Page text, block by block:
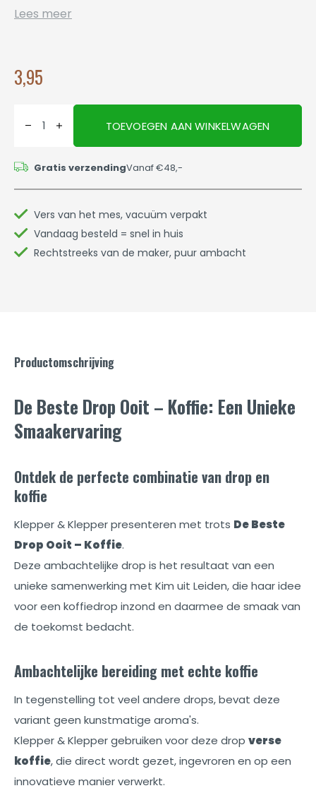
Lees meer
3,95
TOEVOEGEN AAN WINKELWAGEN
Gratis verzendingVanaf €48,-
Vers van het mes, vacuüm verpakt
Vandaag besteld = snel in huis
Rechtstreeks van de maker, puur ambacht
Productomschrijving
De Beste Drop Ooit – Koffie: Een Unieke
Smaakervaring
Ontdek de perfecte combinatie van drop en
koffie
Klepper & Klepper presenteren met trots De Beste
Drop Ooit – Koffie.
Deze ambachtelijke drop is het resultaat van een
unieke samenwerking met Kim uit Leiden, die haar idee
voor een koffiedrop inzond en daarmee de smaak van
de toekomst bedacht.
Ambachtelijke bereiding met echte koffie
In tegenstelling tot veel andere drops, bevat deze
variant geen kunstmatige aroma's.
Klepper & Klepper gebruiken voor deze drop verse
koffie, die direct wordt gezet, ingevroren en op een
innovatieve manier verwerkt.